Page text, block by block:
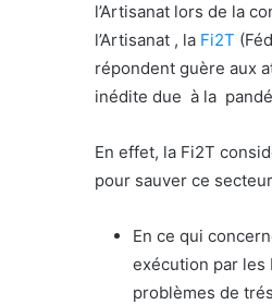
l’Artisanat lors de la
l’Artisanat , la Fi2T
répondent guère aux
inédite due à la
En effet, la Fi2T
pour sauver ce
En ce qui
exécution par les
problèmes de